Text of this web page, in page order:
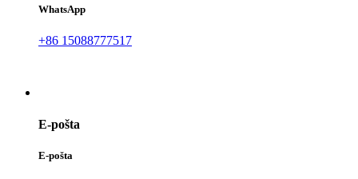
WhatsApp
+86 15088777517
E-pošta
E-pošta